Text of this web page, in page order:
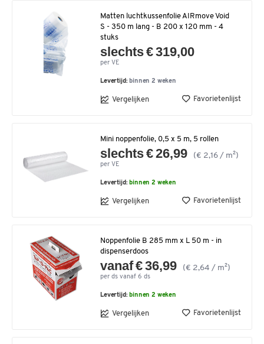
Matten luchtkussenfolie AIRmove Void
S - 350 m lang - B 200 x 120 mm - 4
stuks
slechts € 319,00
per VE
Levertijd: binnen 2 weken
Vergelijken Favorietenlijst
Mini noppenfolie, 0,5 x 5 m, 5 rollen
slechts € 26,99 (€ 2,16 / m²)
per VE
Levertijd: binnen 2 weken
Vergelijken Favorietenlijst
Noppenfolie B 285 mm x L 50 m - in
dispenserdoos
vanaf € 36,99 (€ 2,64 / m²)
per ds vanaf 6 ds
Levertijd: binnen 2 weken
Vergelijken Favorietenlijst